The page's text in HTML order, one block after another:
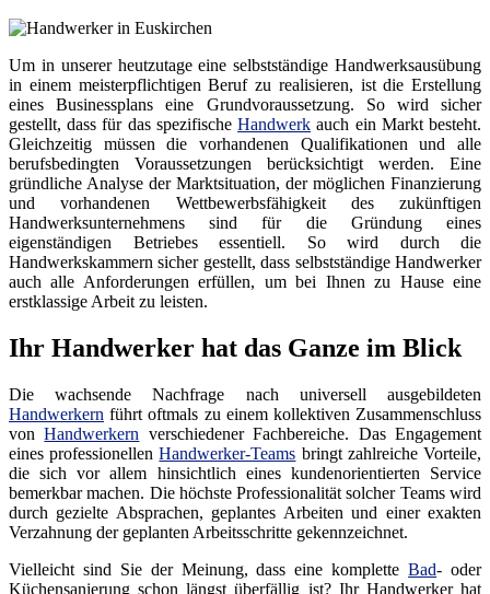
Um in unserer heutzutage eine selbstständige Handwerksausübung
in einem meisterpflichtigen Beruf zu realisieren, ist die Erstellung
eines Businessplans eine Grundvoraussetzung. So wird sicher
gestellt, dass für das spezifischeHandwerk auch ein Markt besteht.
Gleichzeitig müssen die vorhandenen Qualifikationen und alle
berufsbedingten Voraussetzungen berücksichtigt werden. Eine
gründliche Analyse der Marktsituation, der möglichen Finanzierung
und vorhandenen Wettbewerbsfähigkeit des zukünftigen
Handwerksunternehmens sind für die Gründung eines
eigenständigen Betriebes essentiell. So wird durch die
Handwerkskammern sicher gestellt, dass selbstständige Handwerker
auch alle Anforderungen erfüllen, um bei Ihnen zu Hause eine
erstklassige Arbeit zu leisten.
Ihr Handwerker hat das Ganze im Blick
Die wachsende Nachfrage nach universell ausgebildeten
Handwerkern führt oftmals zu einem kollektiven Zusammenschluss
vonHandwerkern verschiedener Fachbereiche. Das Engagement
eines professionellenHandwerker-Teams bringt zahlreiche Vorteile,
die sich vor allem hinsichtlich eines kundenorientierten Service
bemerkbar machen. Die höchste Professionalität solcher Teams wird
durch gezielte Absprachen, geplantes Arbeiten und einer exakten
Verzahnung der geplanten Arbeitsschritte gekennzeichnet.
Vielleicht sind Sie der Meinung, dass eine kompletteBad- oder
Küchensanierung schon längst überfällig ist? Ihr Handwerker hat